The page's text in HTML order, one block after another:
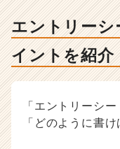
エントリー
イントを紹介
「エントリーシ
「どのように書